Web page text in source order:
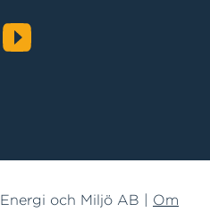
och Miljö AB | Om